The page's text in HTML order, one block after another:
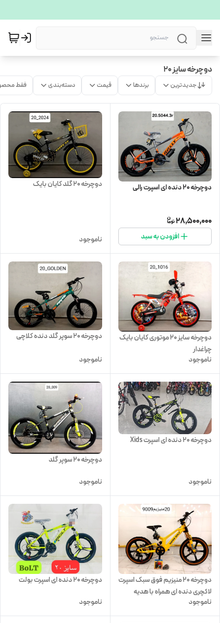
دوچرخه سایز 20
جدیدترین برندها قیمت دسته‌بندی فقط
دوچرخه 20 دنده ای اسپرت رالی
28,500,000
افزودن به سبد
دوچرخه 20 گلد کایان بایک
ناموجود
دوچرخه سایز 20 موتوری کایان بایک
چراغدار
ناموجود
دوچرخه 20 سوپر گلد دنده کلاچی
ناموجود
دوچرخه 20 دنده ای اسپرت Xids
ناموجود
دوچرخه 20 سوپر گلد
ناموجود
دوچرخه 20 منیزیم فوق سبک اسپرت
لاکچری دنده ای همراه با هدیه
ناموجود
دوچرخه 20 دنده ای اسپرت بولت
ناموجود